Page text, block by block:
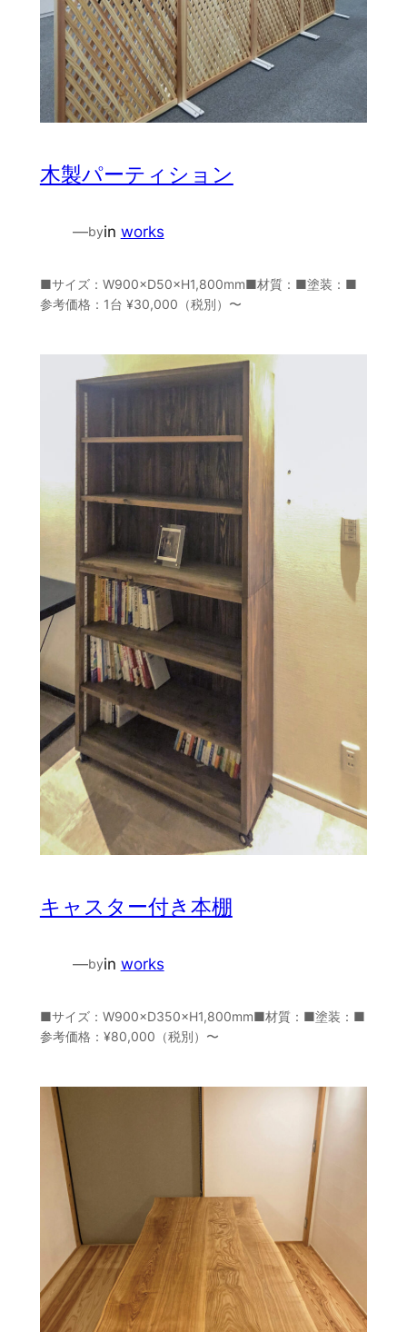
木製パーティション
—byin works
■サイズ：W900×D50×H1,800mm■材質：■塗装：■
参考価格：1台 ¥30,000（税別）〜
キャスター付き本棚
—byin works
■サイズ：W900×D350×H1,800mm■材質：■塗装：■
参考価格：¥80,000（税別）〜